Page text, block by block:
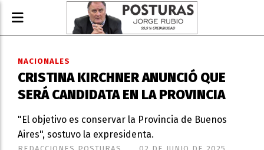
CRISTINA KIRCHNER ANUNCIÓ QUE
SERÁ CANDIDATA EN LA PROVINCIA
"El objetivo es conservar la Provincia de Buenos
Aires", sostuvo la expresidenta.
NACIONALES